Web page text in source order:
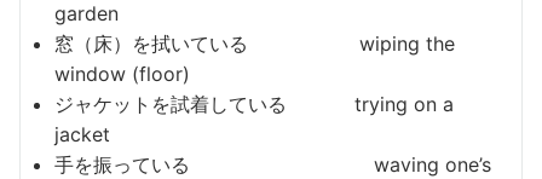
garden
窓（床）を拭いている wiping the
window (floor)
ジャケットを試着している trying on a
jacket
手を振っている waving one’s